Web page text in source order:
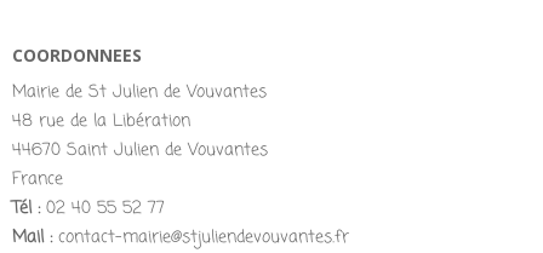
COORDONNEES
Mairie de St Julien de Vouvantes
48 rue de la Libération
44670 Saint Julien de Vouvantes
France
Tél :02 40 55 52 77
Mail :contact-mairie@stjuliendevouvantes.fr